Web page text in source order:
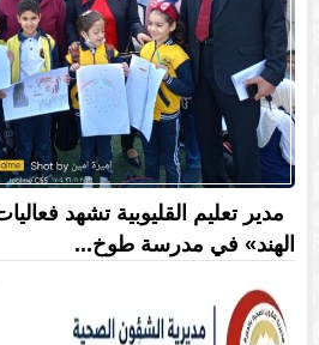
مدير تعليم القليوبية تشهد
الهند» في مدرسة طوخ...